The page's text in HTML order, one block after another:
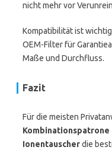
nicht mehr vor
Kompatibilität ist
OEM-Filter für
Maße und Durchfluss.
Fazit
Für die meisten
Kombinationspatrone
Ionentauscherdie